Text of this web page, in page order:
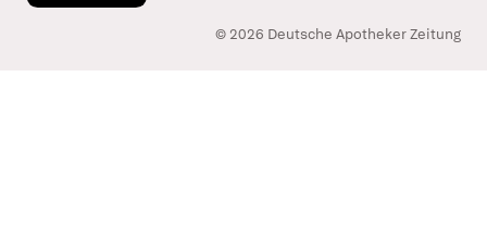
© 2026 Deutsche Apotheker Zeitung